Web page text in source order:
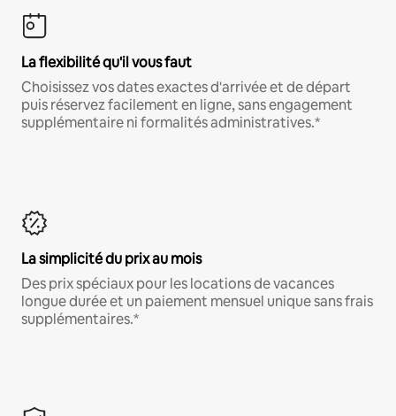
La flexibilité qu'il vous faut
Choisissez vos dates exactes d'arrivée et de départ
puis réservez facilement en ligne, sans engagement
supplémentaire ni formalités administratives.*
La simplicité du prix au mois
Des prix spéciaux pour les locations de vacances
longue durée et un paiement mensuel unique sans frais
supplémentaires.*